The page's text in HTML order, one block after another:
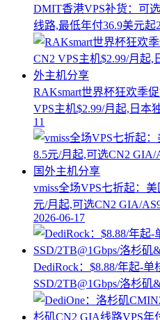
DMIT香港VPS补货：可
线路,最低年付36.9美元起
RAKsmart世界杯狂欢季
VPS主机$2.99/月起,日本
11
vmiss全场VPS七折起：
元/月起,可选CN2 GIA/
2026-06-17
DediRock：$8.88/年起-单
SSD/2TB@1Gbps/洛杉矶